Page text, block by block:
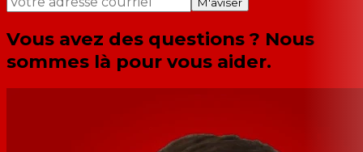
M'aviser
Vous avez des questions ? Nous
sommes là pour vous aider.